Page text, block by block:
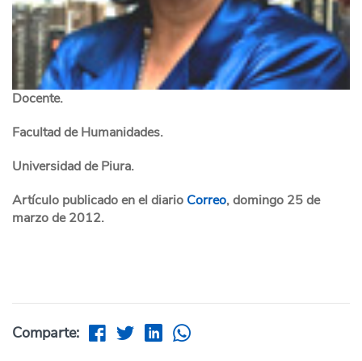
Docente.
Facultad de Humanidades.
Universidad de Piura.
Artículo publicado en el diario Correo, domingo 25 de
marzo de 2012.
Comparte: